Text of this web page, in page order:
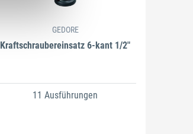
GEDORE
Kraftschraubereinsatz 6-kant 1/2"
11 Ausführungen